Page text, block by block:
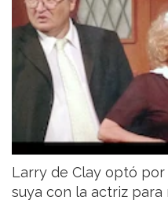
Larry de Clay optó
suya con la actriz